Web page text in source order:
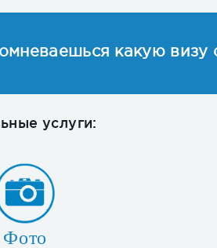
какую визу
услуги:
Фото